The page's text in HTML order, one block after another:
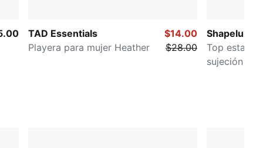
TAD Essentials
Playera para mujer Heather
$14.00
$28.00
Shapeluxe
Top
sujeción